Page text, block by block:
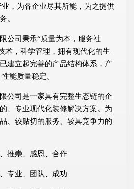
，为各企业尽其所能，为之提供
。
公司秉承“质量为本，服务社
术，科学管理，拥有现代化的生
建立起完善的产品结构体系，产
能质量稳定。
公司是一家具有完整生态链的企
、专业现代化装修解决方案。为
、较贴切的服务、较具竞争力的
推崇、感恩、合作
专业、团队、成功